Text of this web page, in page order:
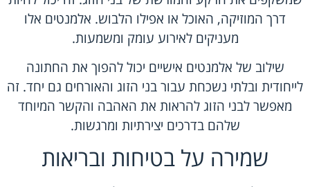
דרך המוזיקה, האוכל או אפילו הלבוש. אלמנטים אלו
מעניקים לאירוע עומק ומשמעות.
שילוב של אלמנטים אישיים יכול להפוך את החתונה
לייחודית ובלתי נשכחת עבור בני הזוג והאורחים גם יחד. זה
מאפשר לבני הזוג להראות את האהבה והקשר המיוחד
שלהם בדרכים יצירתיות ומרגשות.
שמירה על בטיחות ובריאות